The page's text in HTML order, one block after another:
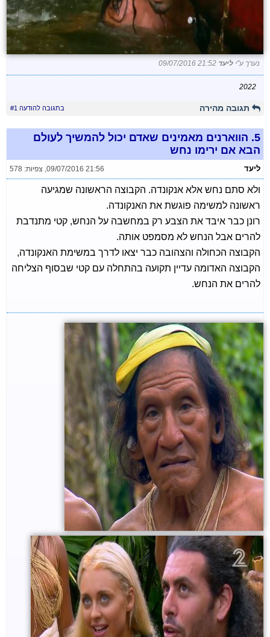
נערך ע"י ליעד 09/07/2016 21:52
2022
תגובה מהירה בתגובה להודעה #1
5. הווארנים מאמינים שאדם יכול להמשיך לעולם
הבא אם ירימו נחש
ליעד 09/07/2016 21:56 צפיות: 578
ולא סתם נחש אלא אנקונדה. הקבוצה הראשונה שמגיעה
ראשונה למשימה פוגשת את האנקונדה.
רונן כבר איבד את הצבע רק במחשבה על הנחש, קטי מתנדבת
להרים אבל הנחש לא מסמפט אותה.
הקבוצה הכחולה והצהובה כבר יצאו לדרך במשימת האנקונדה,
הקבוצה האדומה עדיין תקועה בהתחלה עם קטי שבסוף הצליחה
להרים את הנחש.